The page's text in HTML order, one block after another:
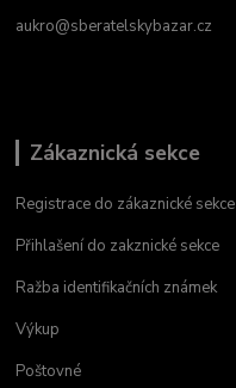
aukro@sberatelskybazar.cz
Zákaznická sekce
Registrace do zákaznické sekce
Přihlašení do zakznické sekce
Ražba identifikačních známek
Výkup
Poštovné